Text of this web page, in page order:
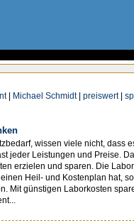
| Michael Schmidt| preiswert|
wissen viele nicht, dass
jeder Leistungen und Preise.
erzielen und sparen. Die
Heil- und Kostenplan hat,
Mit günstigen Laborkosten